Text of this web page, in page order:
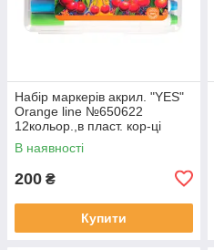
Набір маркерів акрил. "YES"
Orange line №650622
12кольор.,в пласт. кор-ці
В наявності
200 ₴
Купити